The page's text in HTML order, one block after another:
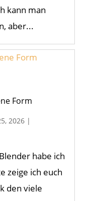
kann man
aber...
Form
2026|
habe ich
zeige ich euch
den viele